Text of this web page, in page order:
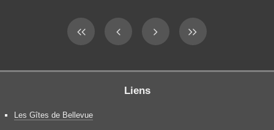
Liens
Les Gîtes de Bellevue